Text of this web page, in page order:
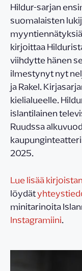
Hildur-sarjan
suomalaisten
kirjoittaa
viihdytte hänen
ilmestynyt nyt
ja Rakel.
kielialueelle.
islantilainen
Ruudssa
2025.
Lue lisää
löydät
minitarinoita
Instagramiini.